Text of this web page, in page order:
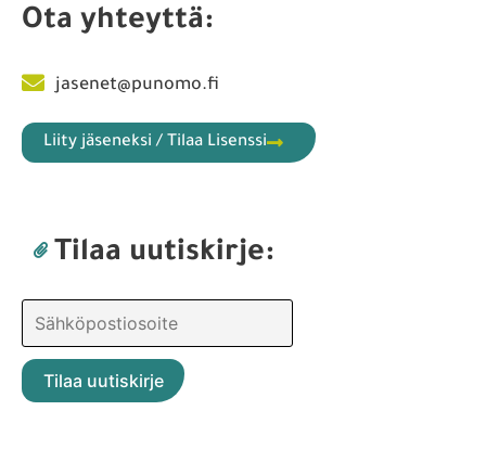
Ota yhteyttä:
jasenet@punomo.fi
Liity jäseneksi / Tilaa Lisenssi
Tilaa uutiskirje: